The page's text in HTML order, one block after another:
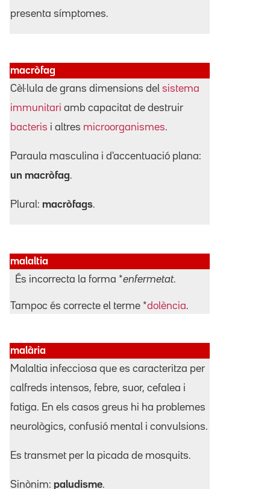
presenta símptomes.
macròfag
Cèl·lula de grans dimensions del sistema
immunitari amb capacitat de destruir
bacteris i altres microorganismes.
Paraula masculina i d'accentuació plana:
un macròfag.
Plural: macròfags.
malaltia
És incorrecta la forma *enfermetat.
Tampoc és correcte el terme *dolència.
malària
Malaltia infecciosa que es caracteritza per
calfreds intensos, febre, suor, cefalea i
fatiga. En els casos greus hi ha problemes
neurològics, confusió mental i convulsions.
Es transmet per la picada de mosquits.
Sinònim: paludisme.